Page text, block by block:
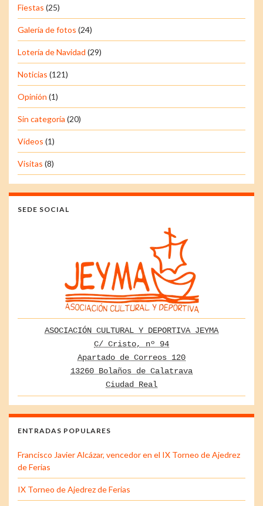
Fiestas (25)
Galería de fotos (24)
Lotería de Navidad (29)
Noticias (121)
Opinión (1)
Sin categoría (20)
Vídeos (1)
Visitas (8)
SEDE SOCIAL
ASOCIACIÓN CULTURAL Y DEPORTIVA JEYMA
C/ Cristo, nº 94
Apartado de Correos 120
13260 Bolaños de Calatrava
Ciudad Real
ENTRADAS POPULARES
Francisco Javier Alcázar, vencedor en el IX Torneo de Ajedrez
de Ferias
IX Torneo de Ajedrez de Ferias